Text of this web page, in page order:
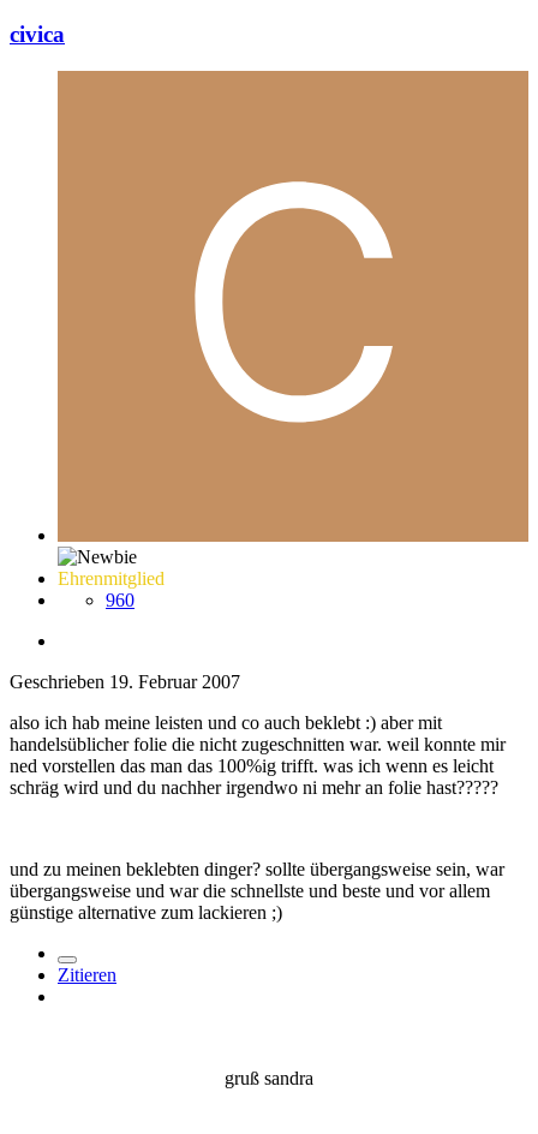
civica
Ehrenmitglied
960
Geschrieben 19. Februar 2007
also ich hab meine leisten und co auch beklebt :) aber mit
handelsüblicher folie die nicht zugeschnitten war. weil konnte mir
ned vorstellen das man das 100%ig trifft. was ich wenn es leicht
schräg wird und du nachher irgendwo ni mehr an folie hast?????
und zu meinen beklebten dinger? sollte übergangsweise sein, war
übergangsweise und war die schnellste und beste und vor allem
günstige alternative zum lackieren ;)
Zitieren
gruß sandra